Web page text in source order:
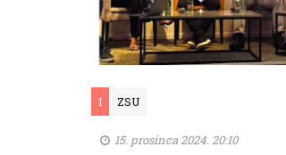
I ZSU
15. prosinca 2024. 20:10